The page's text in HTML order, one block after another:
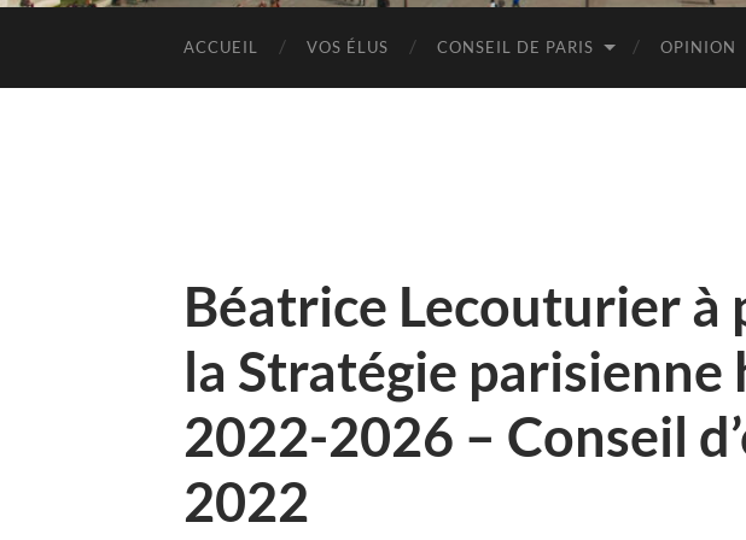
ACCUEIL VOS ÉLUS CONSEIL DE PARIS OPINION
Béatrice Lecouturier à
la Stratégie parisienne
2022-2026 – Conseil
2022